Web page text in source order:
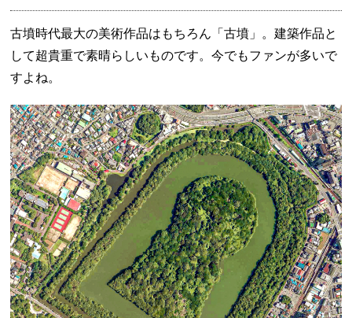
古墳時代最大の美術作品はもちろん「古墳」。建築作品と
して超貴重で素晴らしいものです。今でもファンが多いで
すよね。